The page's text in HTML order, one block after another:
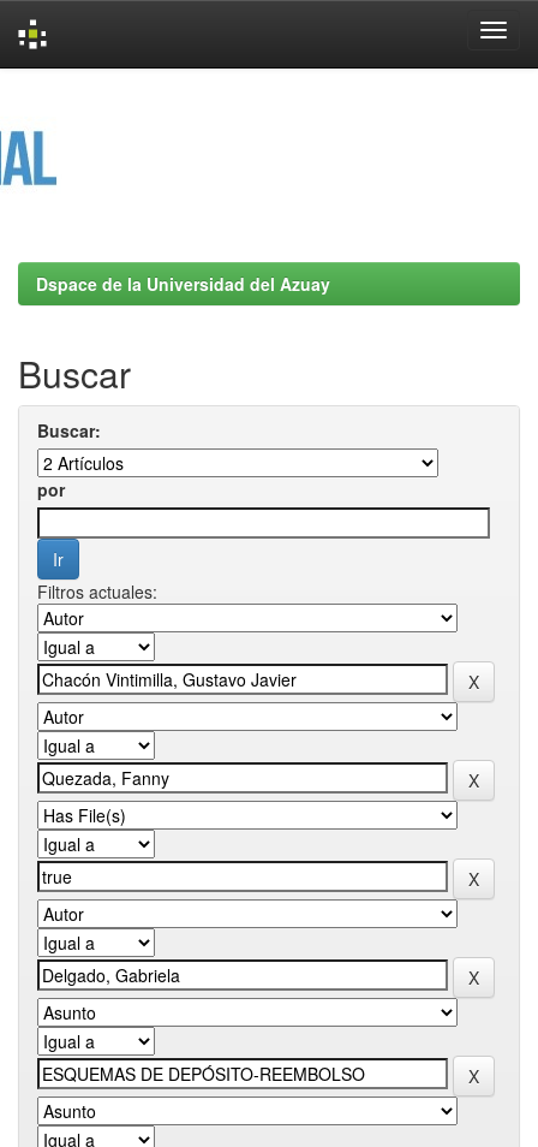
Dspace de la Universidad del Azuay
Buscar
Buscar:
por
Filtros actuales: